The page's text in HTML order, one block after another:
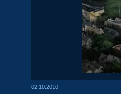
02.10.2010